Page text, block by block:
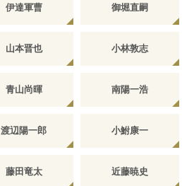
伊達軍曹 御堀直嗣
山本晋也 小林敦志
青山尚暉 南陽一浩
渡辺陽一郎 小鮒康一
藤田竜太 近藤暁史